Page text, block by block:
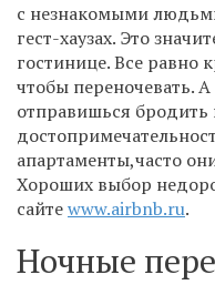
с незнакомыми
гест-хаузах. Это
гостинице. Все равно
чтобы переночевать.
отправишься бродить
апартаменты,часто
Хороших выбор
сайтеwww.airbnb.ru.
Ночные